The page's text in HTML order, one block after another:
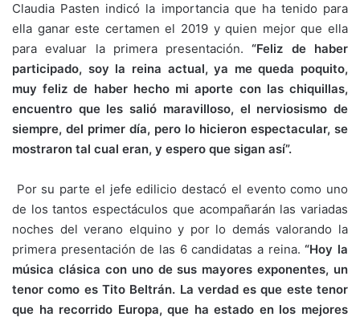
Claudia Pasten indicó la importancia que ha tenido para
ella ganar este certamen el 2019 y quien mejor que ella
para evaluar la primera presentación.“Feliz de haber
participado, soy la reina actual, ya me queda poquito,
muy feliz de haber hecho mi aporte con las chiquillas,
encuentro que les salió maravilloso, el nerviosismo de
siempre, del primer día, pero lo hicieron espectacular, se
mostraron tal cual eran, y espero que sigan así”.
Por su parte el jefe edilicio destacó el evento como uno
de los tantos espectáculos que acompañarán las variadas
noches del verano elquino y por lo demás valorando la
primera presentación de las 6 candidatas a reina.“Hoy la
música clásica con uno de sus mayores exponentes, un
tenor como es Tito Beltrán. La verdad es que este tenor
que ha recorrido Europa, que ha estado en los mejores